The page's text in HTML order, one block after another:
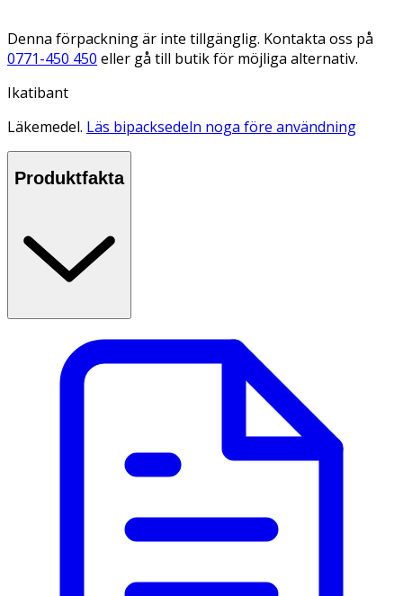
Denna förpackning är inte tillgänglig. Kontakta oss på
0771-450 450 eller gå till butik för möjliga alternativ.
Ikatibant
Läkemedel. Läs bipacksedeln noga före användning
Produktfakta